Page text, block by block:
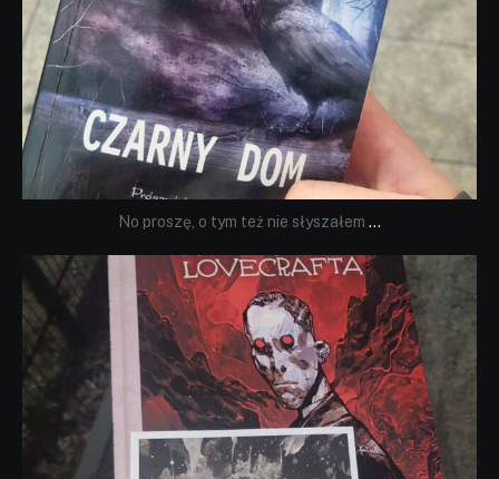
No proszę, o tym też nie słyszałem ...
dobryhorror
Wrz 19